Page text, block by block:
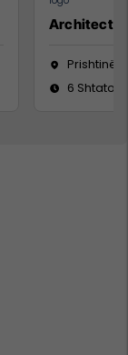
Architect
Prishtinë
6 Shtator